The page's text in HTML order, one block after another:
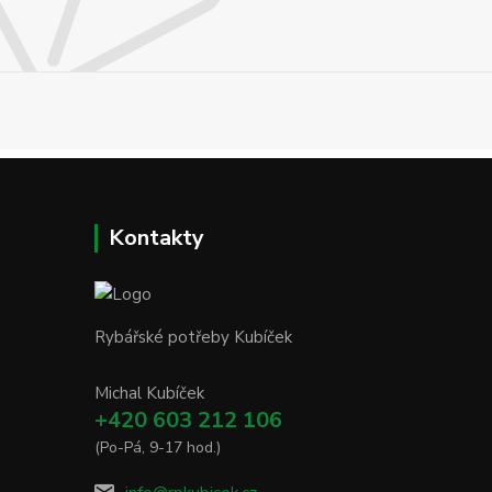
Kontakty
Rybářské potřeby Kubíček
Michal Kubíček
+420 603 212 106
(Po-Pá, 9-17 hod.)